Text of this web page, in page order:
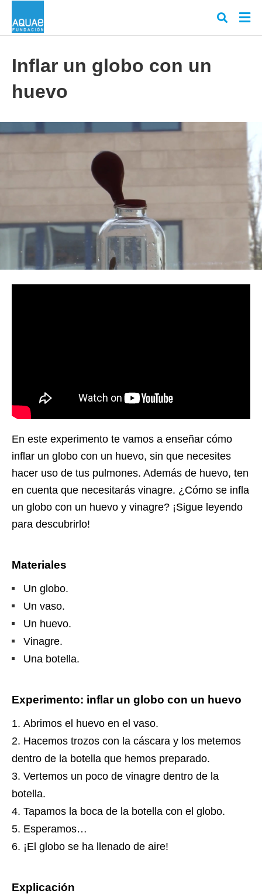
y
en
Inflar un globo con un
huevo
En este experimento te vamos a enseñar cómo
inflar un globo con un huevo, sin que necesites
hacer uso de tus pulmones. Además de huevo, ten
en cuenta que necesitarás vinagre. ¿Cómo se infla
un globo con un huevo y vinagre? ¡Sigue leyendo
para descubrirlo!
Materiales
Un globo.
Un vaso.
Un huevo.
Vinagre.
Una botella.
Experimento: inflar un globo con un huevo
Abrimos el huevo en el vaso.
Hacemos trozos con la cáscara y los metemos
dentro de la botella que hemos preparado.
Vertemos un poco de vinagre dentro de la
botella.
Tapamos la boca de la botella con el globo.
Esperamos…
¡El globo se ha llenado de aire!
Explicación